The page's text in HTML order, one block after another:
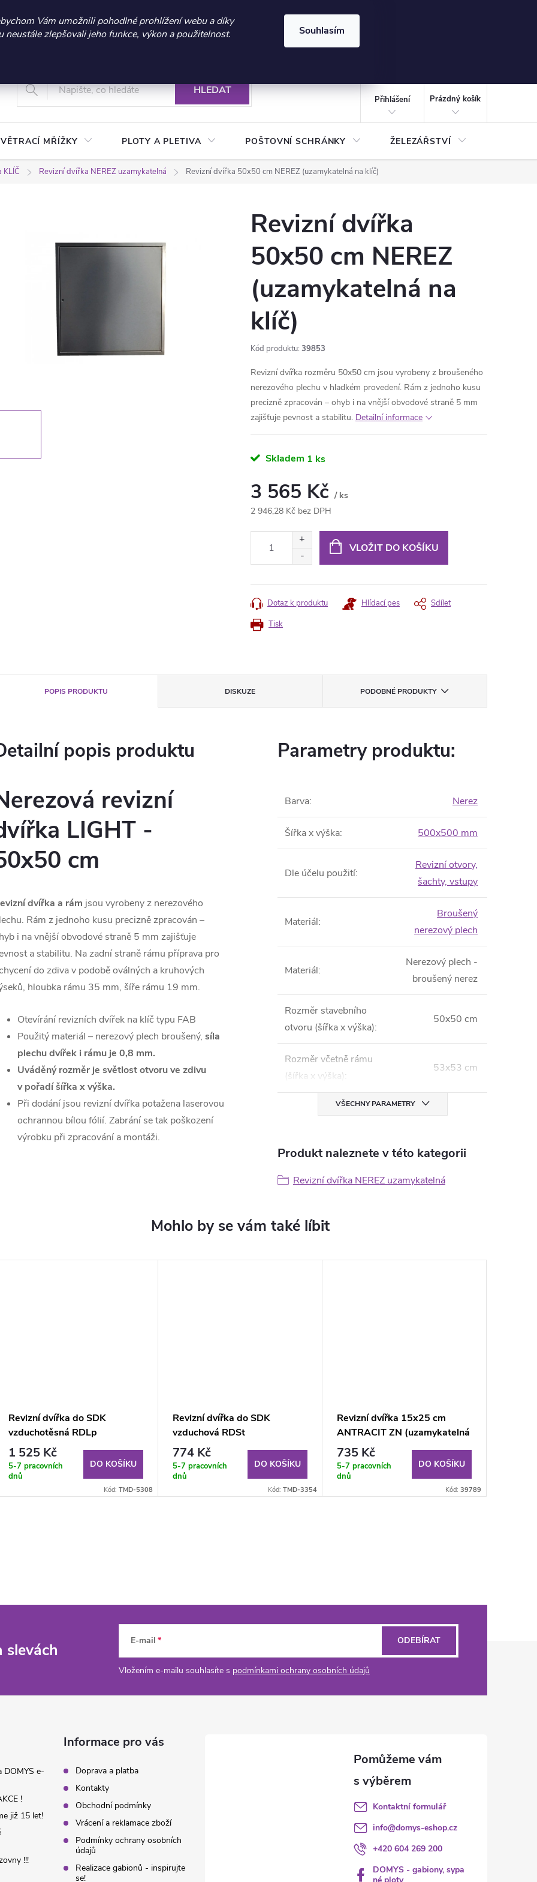
sleva 300 Kč při nákupu nad 3.000 Kč | Platnost do 21.9.2026 ⏰ | Kód: LÉTO2026
Vám umožnili pohodlné prohlížení webu a díky
neustále zlepšovali jeho funkce, výkon a použitelnost.
Souhlasím
+420 604 269 200
Vrácení a reklamace zboží Podmínky ochrany osobních údajů
HLEDAT
Přihlášení
KOŠÍK
Prázdný košík
VĚTRACÍ MŘÍŽKY PLOTY A PLETIVA POŠTOVNÍ SCHRÁNKY ŽELEZÁŘSTVÍ
KLÍČ Revizní dvířka NEREZ uzamykatelná Revizní dvířka 50x50 cm NEREZ (uzamykatelná na klíč)
Revizní dvířka
50x50 cm NEREZ
(uzamykatelná na
klíč)
Kód produktu: 39853
Revizní dvířka rozměru 50x50 cm jsou vyrobeny z broušeného
nerezového plechu v hladkém provedení. Rám z jednoho kusu
precizně zpracován – ohyb i na vnější obvodové straně 5 mm
zajišťuje pevnost a stabilitu. Detailní informace
Skladem 1 ks
3 565 Kč / ks
2 946,28 Kč bez DPH
VLOŽIT DO KOŠÍKU
Tisk
Dotaz k produktu Hlídací pes Sdílet
POPIS PRODUKTU DISKUZE PODOBNÉ PRODUKTY
popis produktu
revizní
LIGHT -
0 cm
dvířka a rám jsou vyrobeny z nerezového
Rám z jednoho kusu precizně zpracován –
i na vnější obvodové straně 5 mm zajišťuje
a stabilitu. Na zadní straně rámu příprava pro
do zdiva v podobě oválných a kruhových
hloubka rámu 35 mm, šíře rámu 19 mm.
Otevírání revizních dvířek na klíč typu FAB
Použitý materiál – nerezový plech broušený, síla
plechu dvířek i rámu je 0,8 mm.
Uváděný rozměr je světlost otvoru ve zdivu
v pořadí šířka x výška.
Při dodání jsou revizní dvířka potažena laserovou
ochrannou bílou fólií. Zabrání se tak poškození
výrobku při zpracování a montáži.
Parametry produktu:
Barva: Nerez
Šířka x výška: 500x500 mm
Dle účelu použití:
Revizní otvory,
šachty, vstupy
Materiál:
Broušený
nerezový plech
Materiál:
Nerezový plech -
broušený nerez
Rozměr stavebního
otvoru (šířka x výška):
50x50 cm
Rozměr včetně rámu
(šířka x výška):
53x53 cm
VŠECHNY PARAMETRY
Produkt naleznete v této kategorii
Revizní dvířka NEREZ uzamykatelná
Revizní dvířka do SDK
vzduchotěsná RDLp
600x600x12,5 GKBi US
1 525 Kč
5-7 pracovních
dnů
DO KOŠÍKU
Kód: TMD-5308
Revizní dvířka do SDK
vzduchová RDSt
200x200x12.5 mm GKB US
774 Kč
5-7 pracovních
dnů
DO KOŠÍKU
Kód: TMD-3354
Revizní dvířka 15x25 cm
ANTRACIT ZN (uzamykatelná
na klíč)
735 Kč
5-7 pracovních
dnů
DO KOŠÍKU
Kód: 39789
slevách E-mail
Vložením e-mailu souhlasíte s podmínkami ochrany osobních údajů
ODEBÍRAT
DOMYS e-
!
již 15 let!
!!!
Informace pro vás
Doprava a platba
Kontakty
Obchodní podmínky
Vrácení a reklamace zboží
Podmínky ochrany osobních
údajů
Realizace gabionů - inspirujte
se!
Kontaktní formulář
info@domys-eshop.cz
+420 604 269 200
DOMYS - gabiony, sypa